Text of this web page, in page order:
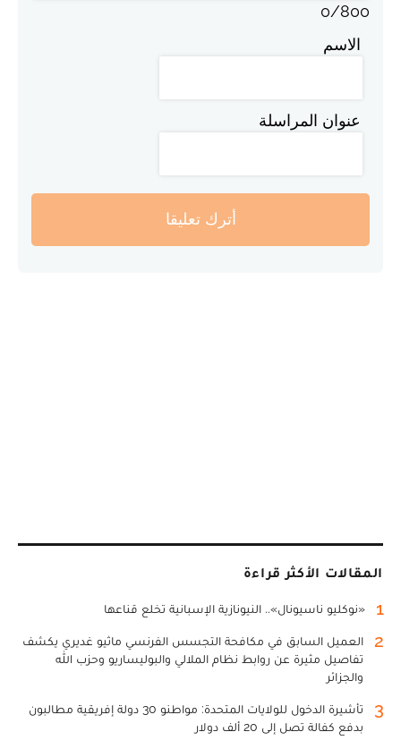
0/800
الاسم
عنوان المراسلة
أترك تعليقا
المقالات الأكثر قراءة
1 «نوكليو ناسيونال».. النيونازية الإسبانية تخلع قناعها
2
العميل السابق في مكافحة التجسس الفرنسي ماثيو غديري يكشف
تفاصيل مثيرة عن روابط نظام الملالي والبوليساريو وحزب الله
والجزائر
3
تأشيرة الدخول للولايات المتحدة: مواطنو 30 دولة إفريقية مطالبون
بدفع كفالة تصل إلى 20 ألف دولار